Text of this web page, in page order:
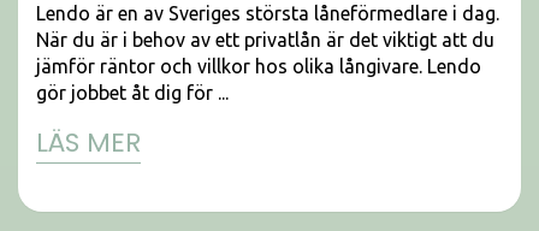
Lendo är en av Sveriges största låneförmedlare i dag.
När du är i behov av ett privatlån är det viktigt att du
jämför räntor och villkor hos olika långivare. Lendo
gör jobbet åt dig för ...
LÄS MER